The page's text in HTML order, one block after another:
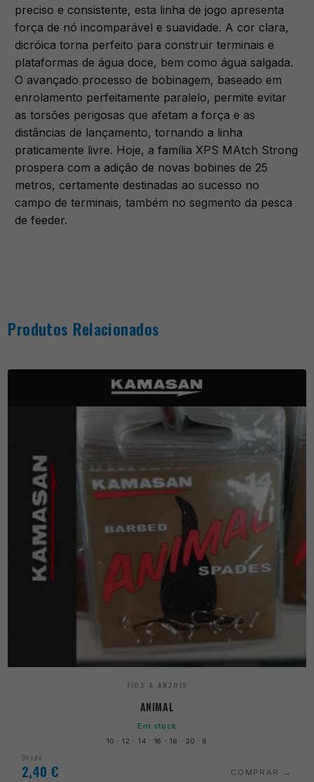
preciso e consistente, esta linha de jogo apresenta
força de nó incomparável e suavidade. A cor clara,
dicróica torna perfeito para construir terminais e
plataformas de água doce, bem como água salgada.
O avançado processo de bobinagem, baseado em
enrolamento perfeitamente paralelo, permite evitar
as torsões perigosas que afetam a força e as
distâncias de lançamento, tornando a linha
praticamente livre. Hoje, a família XPS MAtch Strong
prospera com a adição de novas bobines de 25
metros, certamente destinadas ao sucesso no
campo de terminais, também no segmento da pesca
de feeder.
Produtos Relacionados
FIOS & ANZOIS
ANIMAL
Em stock
10 · 12 · 14 · 16 · 18 · 20 · 8
Desde
2,40 € COMPRAR